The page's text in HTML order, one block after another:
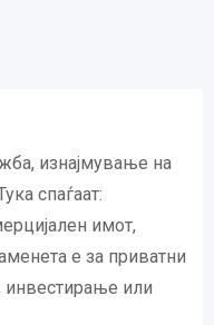
изнајмување на
спаѓаат:
имот,
е за приватни
или